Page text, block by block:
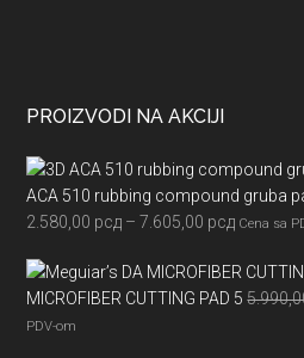
PROIZVODI NA AKCIJI
ACA 510 rubbing compound gruba
2.580,00 рсд – 7.605,00 рсдRaspon
od
2.580,00
Cena sa
MICROFIBER CUTTING PAD 5
PDV-om